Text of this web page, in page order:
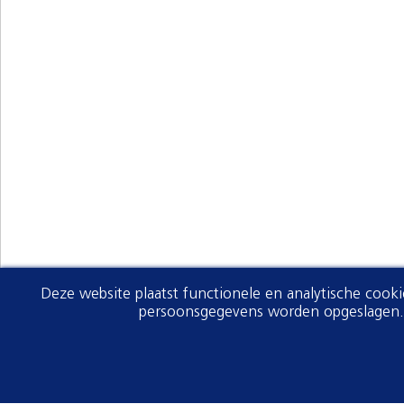
Deze website plaatst functionele en analytische
persoonsgegevens worden